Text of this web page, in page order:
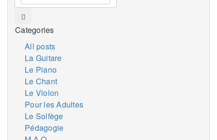
Categories
All posts
La Guitare
Le Piano
Le Chant
Le Violon
Pour les Adultes
Le Solfège
Pédagogie